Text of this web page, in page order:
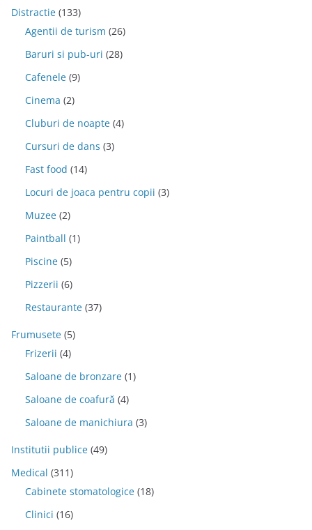
Distractie (133)
Agentii de turism (26)
Baruri si pub-uri (28)
Cafenele (9)
Cinema (2)
Cluburi de noapte (4)
Cursuri de dans (3)
Fast food (14)
Locuri de joaca pentru copii (3)
Muzee (2)
Paintball (1)
Piscine (5)
Pizzerii (6)
Restaurante (37)
Frumusete (5)
Frizerii (4)
Saloane de bronzare (1)
Saloane de coafură (4)
Saloane de manichiura (3)
Institutii publice (49)
Medical (311)
Cabinete stomatologice (18)
Clinici (16)